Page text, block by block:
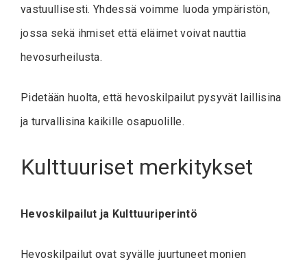
vastuullisesti. Yhdessä voimme luoda ympäristön,
jossa sekä ihmiset että eläimet voivat nauttia
hevosurheilusta.
Pidetään huolta, että hevoskilpailut pysyvät laillisina
ja turvallisina kaikille osapuolille.
Kulttuuriset merkitykset
Hevoskilpailut ja Kulttuuriperintö
Hevoskilpailut ovat syvälle juurtuneet monien